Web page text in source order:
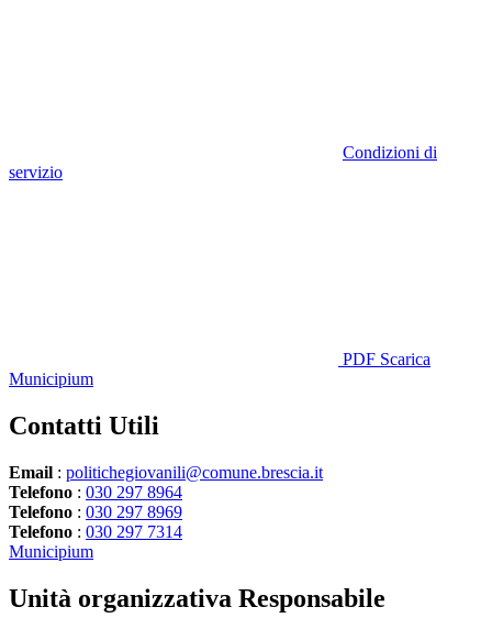
Condizioni di
servizio
PDF Scarica
Municipium
Contatti Utili
Email : politichegiovanili@comune.brescia.it
Telefono : 030 297 8964
Telefono : 030 297 8969
Telefono : 030 297 7314
Municipium
Unità organizzativa Responsabile